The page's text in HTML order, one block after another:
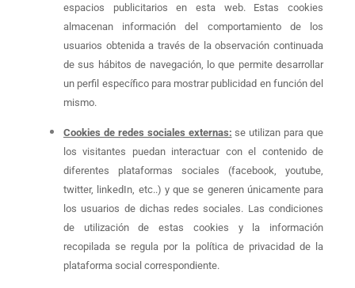
espacios publicitarios en esta web. Estas cookies
almacenan información del comportamiento de los
usuarios obtenida a través de la observación continuada
de sus hábitos de navegación, lo que permite desarrollar
un perfil específico para mostrar publicidad en función del
mismo.
Cookies de redes sociales externas: se utilizan para que
los visitantes puedan interactuar con el contenido de
diferentes plataformas sociales (facebook, youtube,
twitter, linkedIn, etc..) y que se generen únicamente para
los usuarios de dichas redes sociales. Las condiciones
de utilización de estas cookies y la información
recopilada se regula por la política de privacidad de la
plataforma social correspondiente.